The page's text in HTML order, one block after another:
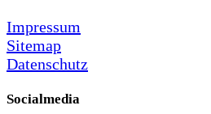
Impressum
Sitemap
Datenschutz
Socialmedia